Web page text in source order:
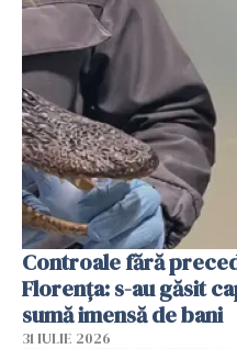
Controale fără
Florența: s-au găsit
sumă imensă de bani
31 IULIE 2026